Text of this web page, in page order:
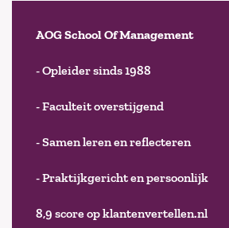
AOG School Of Management
- Opleider sinds 1988
- Faculteit overstijgend
- Samen leren en reflecteren
- Praktijkgericht en persoonlijk
8,9 score op klantenvertellen.nl